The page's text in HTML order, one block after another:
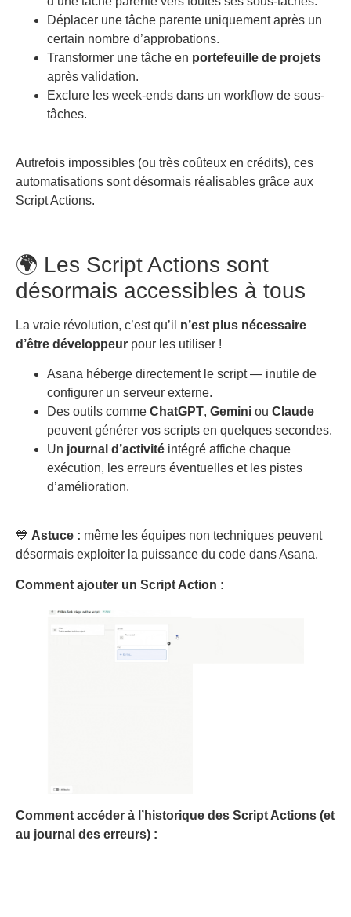
Déplacer une tâche parente uniquement après un
certain nombre d’approbations.
Transformer une tâche en portefeuille de projets
après validation.
Exclure les week-ends dans un workflow de sous-
tâches.
Autrefois impossibles (ou très coûteux en crédits), ces
automatisations sont désormais réalisables grâce aux
Script Actions.
🌍 Les Script Actions sont
désormais accessibles à tous
La vraie révolution, c’est qu’il n’est plus nécessaire
d’être développeur pour les utiliser !
Asana héberge directement le script — inutile de
configurer un serveur externe.
Des outils comme ChatGPT, Gemini ou Claude
peuvent générer vos scripts en quelques secondes.
Un journal d’activité intégré affiche chaque
exécution, les erreurs éventuelles et les pistes
d’amélioration.
💙 Astuce : même les équipes non techniques peuvent
désormais exploiter la puissance du code dans Asana.
Comment ajouter un Script Action :
Comment accéder à l’historique des Script Actions (et
au journal des erreurs) :